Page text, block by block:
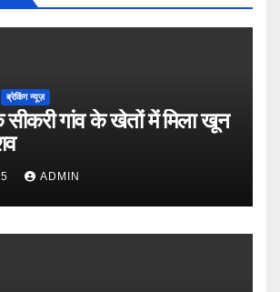
ब्रेकिंग न्यूज़
गांव के खेतों में मिला खून
ADMIN